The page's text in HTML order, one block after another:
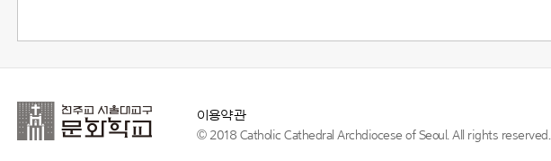
이용약관
© 2018 Catholic Cathedral Archdiocese of Seoul. All rights reserved.